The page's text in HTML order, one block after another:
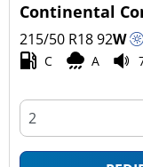
Continental
215/50 R1892W
C A